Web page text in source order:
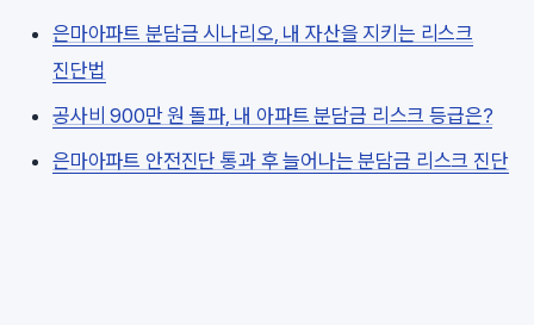
은마아파트 분담금 시나리오, 내 자산을 지키는 리스크
진단법
공사비 900만 원 돌파, 내 아파트 분담금 리스크 등급은?
은마아파트 안전진단 통과 후 늘어나는 분담금 리스크 진단